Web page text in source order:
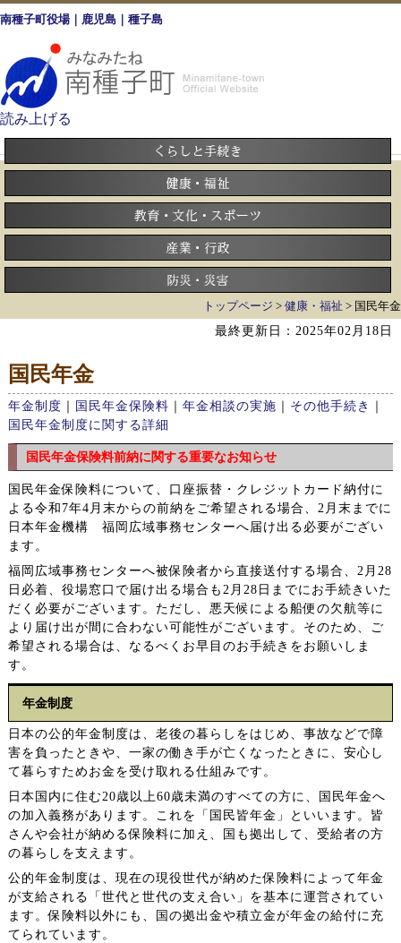
南種子町役場｜鹿児島｜種子島
読み上げる
トップページ > 健康・福祉 > 国民年金
最終更新日：2025年02月18日
国民年金
年金制度 ｜ 国民年金保険料 ｜ 年金相談の実施 ｜ その他手続き
｜
国民年金制度に関する詳細
国民年金保険料前納に関する重要なお知らせ
国民年金保険料について、口座振替・クレジットカード納付に
よる令和7年4月末からの前納をご希望される場合、2月末までに
日本年金機構 福岡広域事務センターへ届け出る必要がござい
ます。
福岡広域事務センターへ被保険者から直接送付する場合、2月28
日必着、役場窓口で届け出る場合も2月28日までにお手続きいた
だく必要がございます。ただし、悪天候による船便の欠航等に
より届け出が間に合わない可能性がございます。そのため、ご
希望される場合は、なるべくお早目のお手続きをお願いしま
す。
年金制度
日本の公的年金制度は、老後の暮らしをはじめ、事故などで障
害を負ったときや、一家の働き手が亡くなったときに、安心し
て暮らすためお金を受け取れる仕組みです。
日本国内に住む20歳以上60歳未満のすべての方に、国民年金へ
の加入義務があります。これを「国民皆年金」といいます。皆
さんや会社が納める保険料に加え、国も拠出して、受給者の方
の暮らしを支えます。
公的年金制度は、現在の現役世代が納めた保険料によって年金
が支給される「世代と世代の支え合い」を基本に運営されてい
ます。保険料以外にも、国の拠出金や積立金が年金の給付に充
てられています。